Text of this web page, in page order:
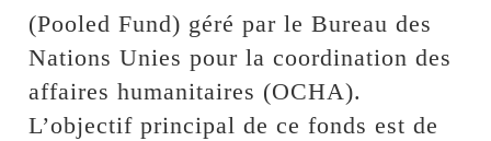
(Pooled Fund) géré par le Bureau des
Nations Unies pour la coordination des
affaires humanitaires (OCHA).
L’objectif principal de ce fonds est de